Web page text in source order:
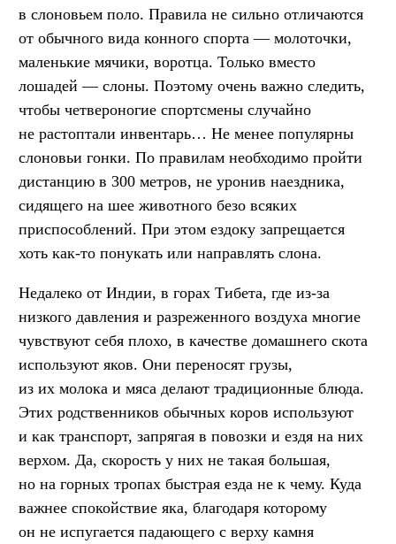
в слоновьем поло. Правила не сильно отличаются
от обычного вида конного спорта — молоточки,
маленькие мячики, воротца. Только вместо
лошадей — слоны. Поэтому очень важно следить,
чтобы четвероногие спортсмены случайно
не растоптали инвентарь… Не менее популярны
слоновьи гонки. По правилам необходимо пройти
дистанцию в 300 метров, не уронив наездника,
сидящего на шее животного безо всяких
приспособлений. При этом ездоку запрещается
хоть как-то понукать или направлять слона.
Недалеко от Индии, в горах Тибета, где из-за
низкого давления и разреженного воздуха многие
чувствуют себя плохо, в качестве домашнего скота
используют яков. Они переносят грузы,
из их молока и мяса делают традиционные блюда.
Этих родственников обычных коров используют
и как транспорт, запрягая в повозки и ездя на них
верхом. Да, скорость у них не такая большая,
но на горных тропах быстрая езда не к чему. Куда
важнее спокойствие яка, благодаря которому
он не испугается падающего с верху камня